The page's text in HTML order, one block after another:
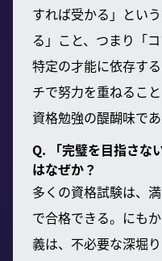
すれば受かる」とい
る」こと、つまり「
特定の才能に依存す
チで努力を重ねるこ
資格勉強の醍醐味であ
Q. 「完璧を目指さな
はなぜか？
多くの資格試験は、
で合格できる。にも
義は、不必要な深堀